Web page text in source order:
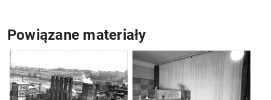
Powiązane materiały